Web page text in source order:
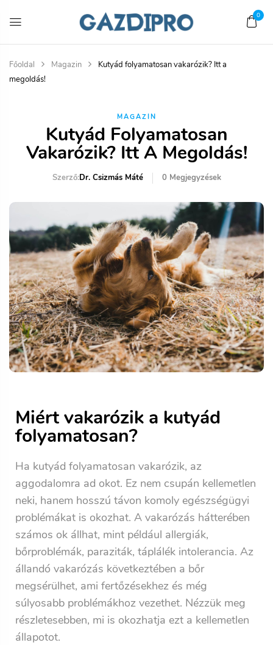
0
Főoldal Magazin
Kutyád folyamatosan vakarózik? Itt a
megoldás!
MAGAZIN
Kutyád Folyamatosan
Vakarózik? Itt A Megoldás!
Szerző:Dr. Csizmás Máté 0Megjegyzések
Miért vakarózik a kutyád
folyamatosan?
Ha kutyád folyamatosan vakarózik, az
aggodalomra ad okot. Ez nem csupán kellemetlen
neki, hanem hosszú távon komoly egészségügyi
problémákat is okozhat. A vakarózás hátterében
számos ok állhat, mint például allergiák,
bőrproblémák, paraziták, táplálék intolerancia. Az
állandó vakarózás következtében a bőr
megsérülhet, ami fertőzésekhez és még
súlyosabb problémákhoz vezethet. Nézzük meg
részletesebben, mi is okozhatja ezt a kellemetlen
állapotot.